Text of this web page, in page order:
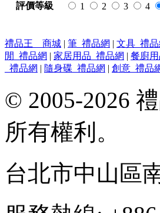
評價等級
1 2 3 4
禮品王 商城 | 筆_禮品網 | 文具_禮品
閒_禮品網 | 家居用品_禮品網 | 餐廚
_禮品網 | 隨身碟_禮品網 | 創意_禮品
© 2005-2026
所有權利。
台北市中山區